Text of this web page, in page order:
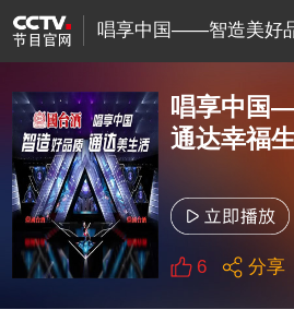
唱享中国——智造美好
唱享中国
通达幸福
6 分享